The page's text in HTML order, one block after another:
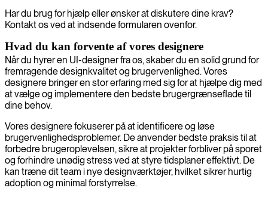
Har du brug for hjælp eller ønsker at diskutere dine krav?
Kontakt os ved at indsende formularen ovenfor.
Hvad du kan forvente af vores designere
Når du hyrer en UI-designer fra os, skaber du en solid grund for
fremragende designkvalitet og brugervenlighed. Vores
designere bringer en stor erfaring med sig for at hjælpe dig med
at vælge og implementere den bedste brugergrænseflade til
dine behov.
Vores designere fokuserer på at identificere og løse
brugervenlighedsproblemer. De anvender bedste praksis til at
forbedre brugeroplevelsen, sikre at projekter forbliver på sporet
og forhindre unødig stress ved at styre tidsplaner effektivt. De
kan træne dit team i nye designværktøjer, hvilket sikrer hurtig
adoption og minimal forstyrrelse.